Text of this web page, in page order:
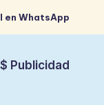
en WhatsApp
$ Publicidad